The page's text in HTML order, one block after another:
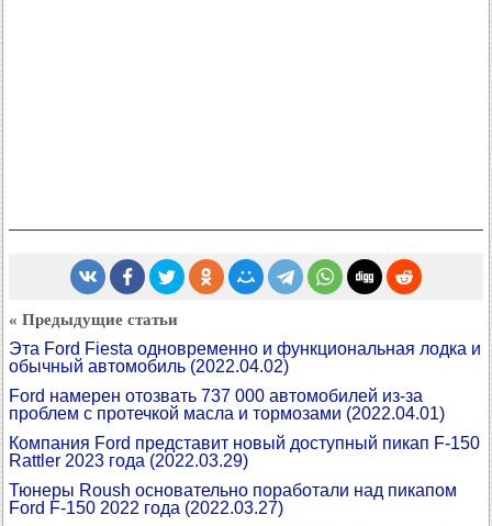
« Предыдущие статьи
Эта Ford Fiesta одновременно и функциональная лодка и
обычный автомобиль (2022.04.02)
Ford намерен отозвать 737 000 автомобилей из-за
проблем с протечкой масла и тормозами (2022.04.01)
Компания Ford представит новый доступный пикап F-150
Rattler 2023 года (2022.03.29)
Тюнеры Roush основательно поработали над пикапом
Ford F-150 2022 года (2022.03.27)